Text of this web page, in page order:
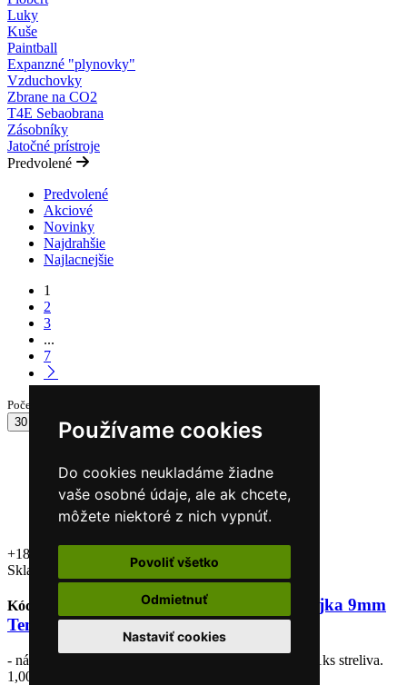
Používame cookies
Do cookies neukladáme žiadne
vaše osobné údaje, ale ak chcete,
môžete niektoré z nich vypnúť.
Povoliť všetko
Odmietnuť
Nastaviť cookies
Luky
Kuše
Paintball
Expanzné "plynovky"
Vzduchovky
Zbrane na CO2
T4E Sebaobrana
Zásobníky
Jatočné prístroje
Predvolené
Predvolené
Akciové
Novinky
Najdrahšie
Najlacnejšie
1
2
3
...
7
Počet produktov: 207
30
24produktov
60produktov
Všetky produkty
+18
Skladom
Kód: V3518521ks Sellier & Bellot
Jatočná nábojka 9mm
Tempo st.5 červená 1ks
- nábojka do jatočného prístroja, - uvedená cena je za 1ks streliva.
1,00 €